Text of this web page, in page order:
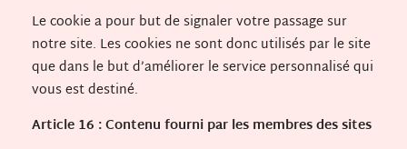
Le cookie a pour but de signaler votre passage sur
notre site. Les cookies ne sont donc utilisés par le site
que dans le but d’améliorer le service personnalisé qui
vous est destiné.
Article 16 : Contenu fourni par les membres des sites